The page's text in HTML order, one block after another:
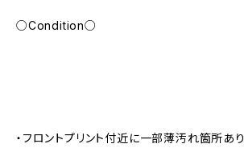
○Condition○
・フロントプリント付近に一部薄汚れ箇所あり